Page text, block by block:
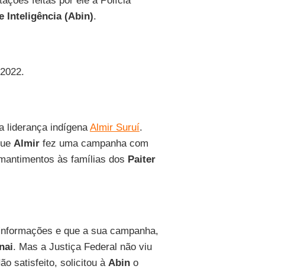
Inteligência (Abin).
liderança indígenaAlmir Suruí.
Almirfez uma campanha com
às famílias dos Paiter
e que a sua campanha,
. Mas a Justiça Federal não viu
satisfeito, solicitou à Abino